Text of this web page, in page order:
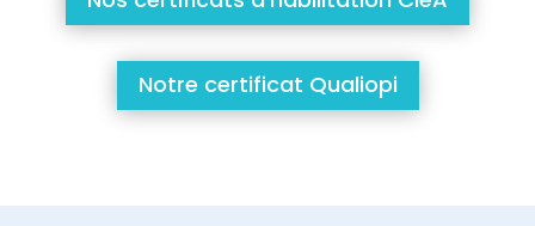
Notre certificat Qualiopi